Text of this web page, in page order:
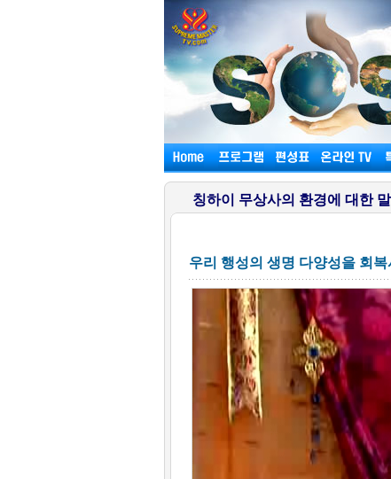
칭하이 무상사의 환경에 대한
우리 행성의 생명 다양성을 회